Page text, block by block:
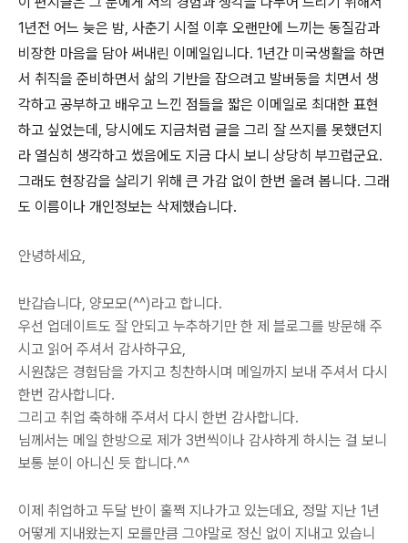
1년전 어느 늦은 밤, 사춘기 시절 이후 오랜만에 느끼는 동질감과
비장한 마음을 담아 써내린 이메일입니다. 1년간 미국생활을 하면
서 취직을 준비하면서 삶의 기반을 잡으려고 발버둥을 치면서 생
각하고 공부하고 배우고 느낀 점들을 짧은 이메일로 최대한 표현
하고 싶었는데, 당시에도 지금처럼 글을 그리 잘 쓰지를 못했던지
라 열심히 생각하고 썼음에도 지금 다시 보니 상당히 부끄럽군요.
그래도 현장감을 살리기 위해 큰 가감 없이 한번 올려 봅니다. 그래
도 이름이나 개인정보는 삭제했습니다.
안녕하세요,
반갑습니다, 양모모(^^)라고 합니다.
우선 업데이트도 잘 안되고 누추하기만 한 제 블로그를 방문해 주
시고 읽어 주셔서 감사하구요,
시원찮은 경험담을 가지고 칭찬하시며 메일까지 보내 주셔서 다시
한번 감사합니다.
그리고 취업 축하해 주셔서 다시 한번 감사합니다.
님께서는 메일 한방으로 제가 3번씩이나 감사하게 하시는 걸 보니
보통 분이 아니신 듯 합니다.^^
이제 취업하고 두달 반이 훌쩍 지나가고 있는데요, 정말 지난 1년
어떻게 지내왔는지 모를만큼 그야말로 정신 없이 지내고 있습니